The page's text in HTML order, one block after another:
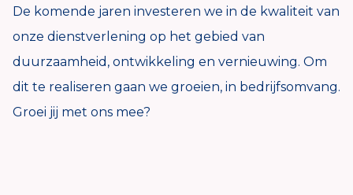
De komende jaren investeren we in de kwaliteit van
onze dienstverlening op het gebied van
duurzaamheid, ontwikkeling en vernieuwing. Om
dit te realiseren gaan we groeien, in bedrijfsomvang.
Groei jij met ons mee?